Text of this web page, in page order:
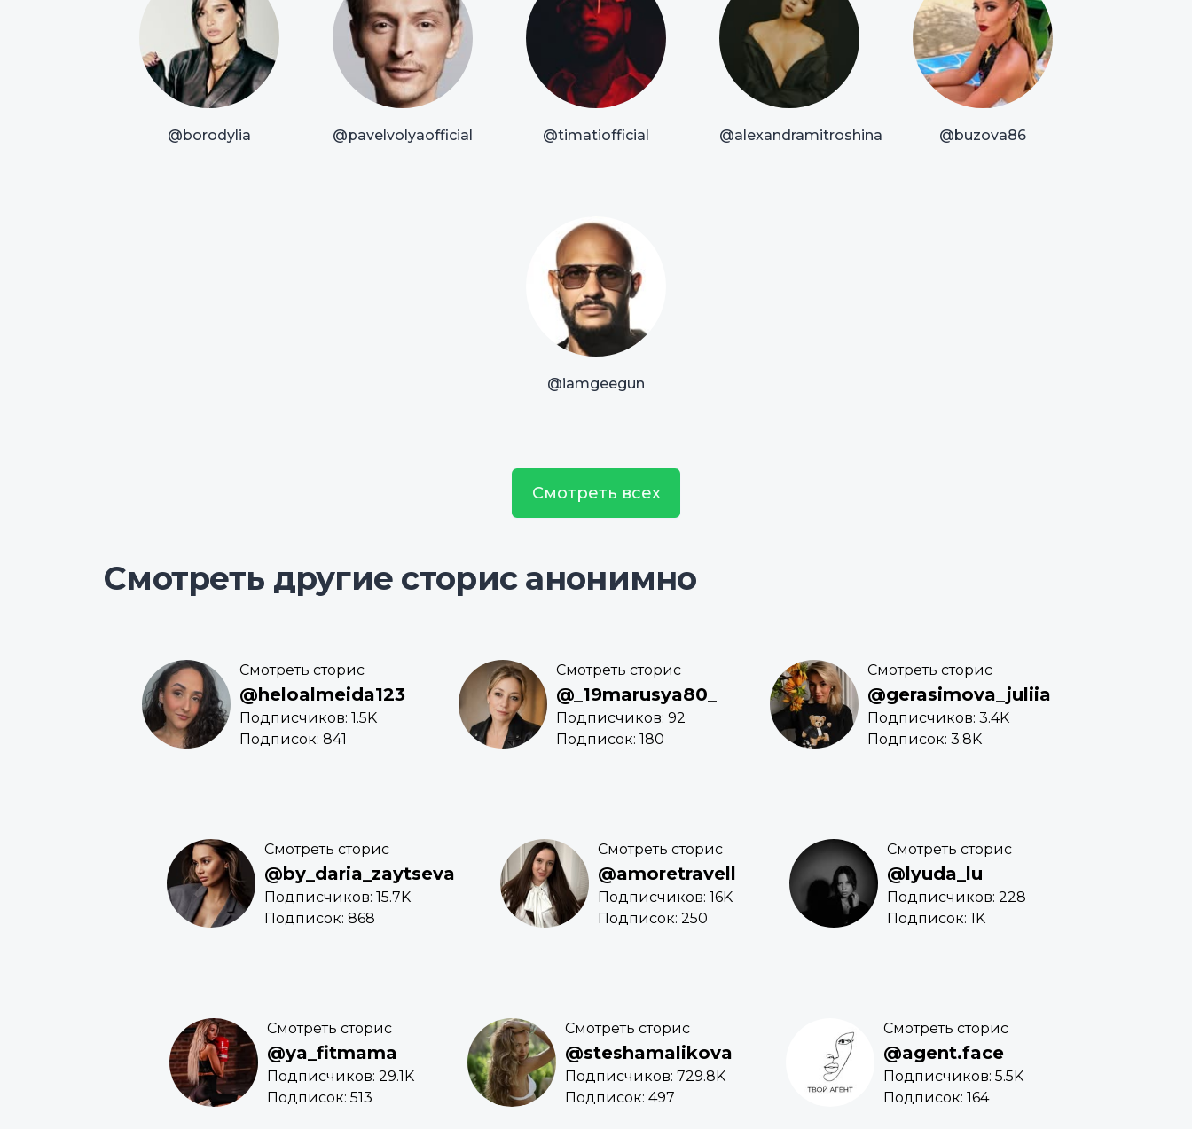
@borodylia @pavelvolyaofficial @timatiofficial @alexandramitroshina @buzova86
@iamgeegun
Смотреть всех
Смотреть другие сторис анонимно
Смотреть сторис
@heloalmeida123
Подписчиков: 1.5K
Подписок: 841
Смотреть сторис
@_19marusya80_
Подписчиков: 92
Подписок: 180
Смотреть сторис
@gerasimova_juliia
Подписчиков: 3.4K
Подписок: 3.8K
Смотреть сторис
@by_daria_zaytseva
Подписчиков: 15.7K
Подписок: 868
Смотреть сторис
@amoretravell
Подписчиков: 16K
Подписок: 250
Смотреть сторис
@lyuda_lu
Подписчиков: 228
Подписок: 1K
Смотреть сторис
@ya_fitmama
Подписчиков: 29.1K
Подписок: 513
Смотреть сторис
@steshamalikova
Подписчиков: 729.8K
Подписок: 497
Смотреть сторис
@agent.face
Подписчиков: 5.5K
Подписок: 164